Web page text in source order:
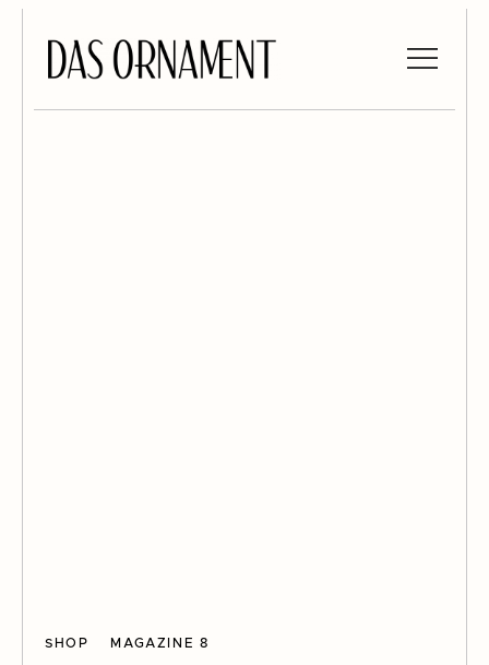
SHOP MAGAZINE 8